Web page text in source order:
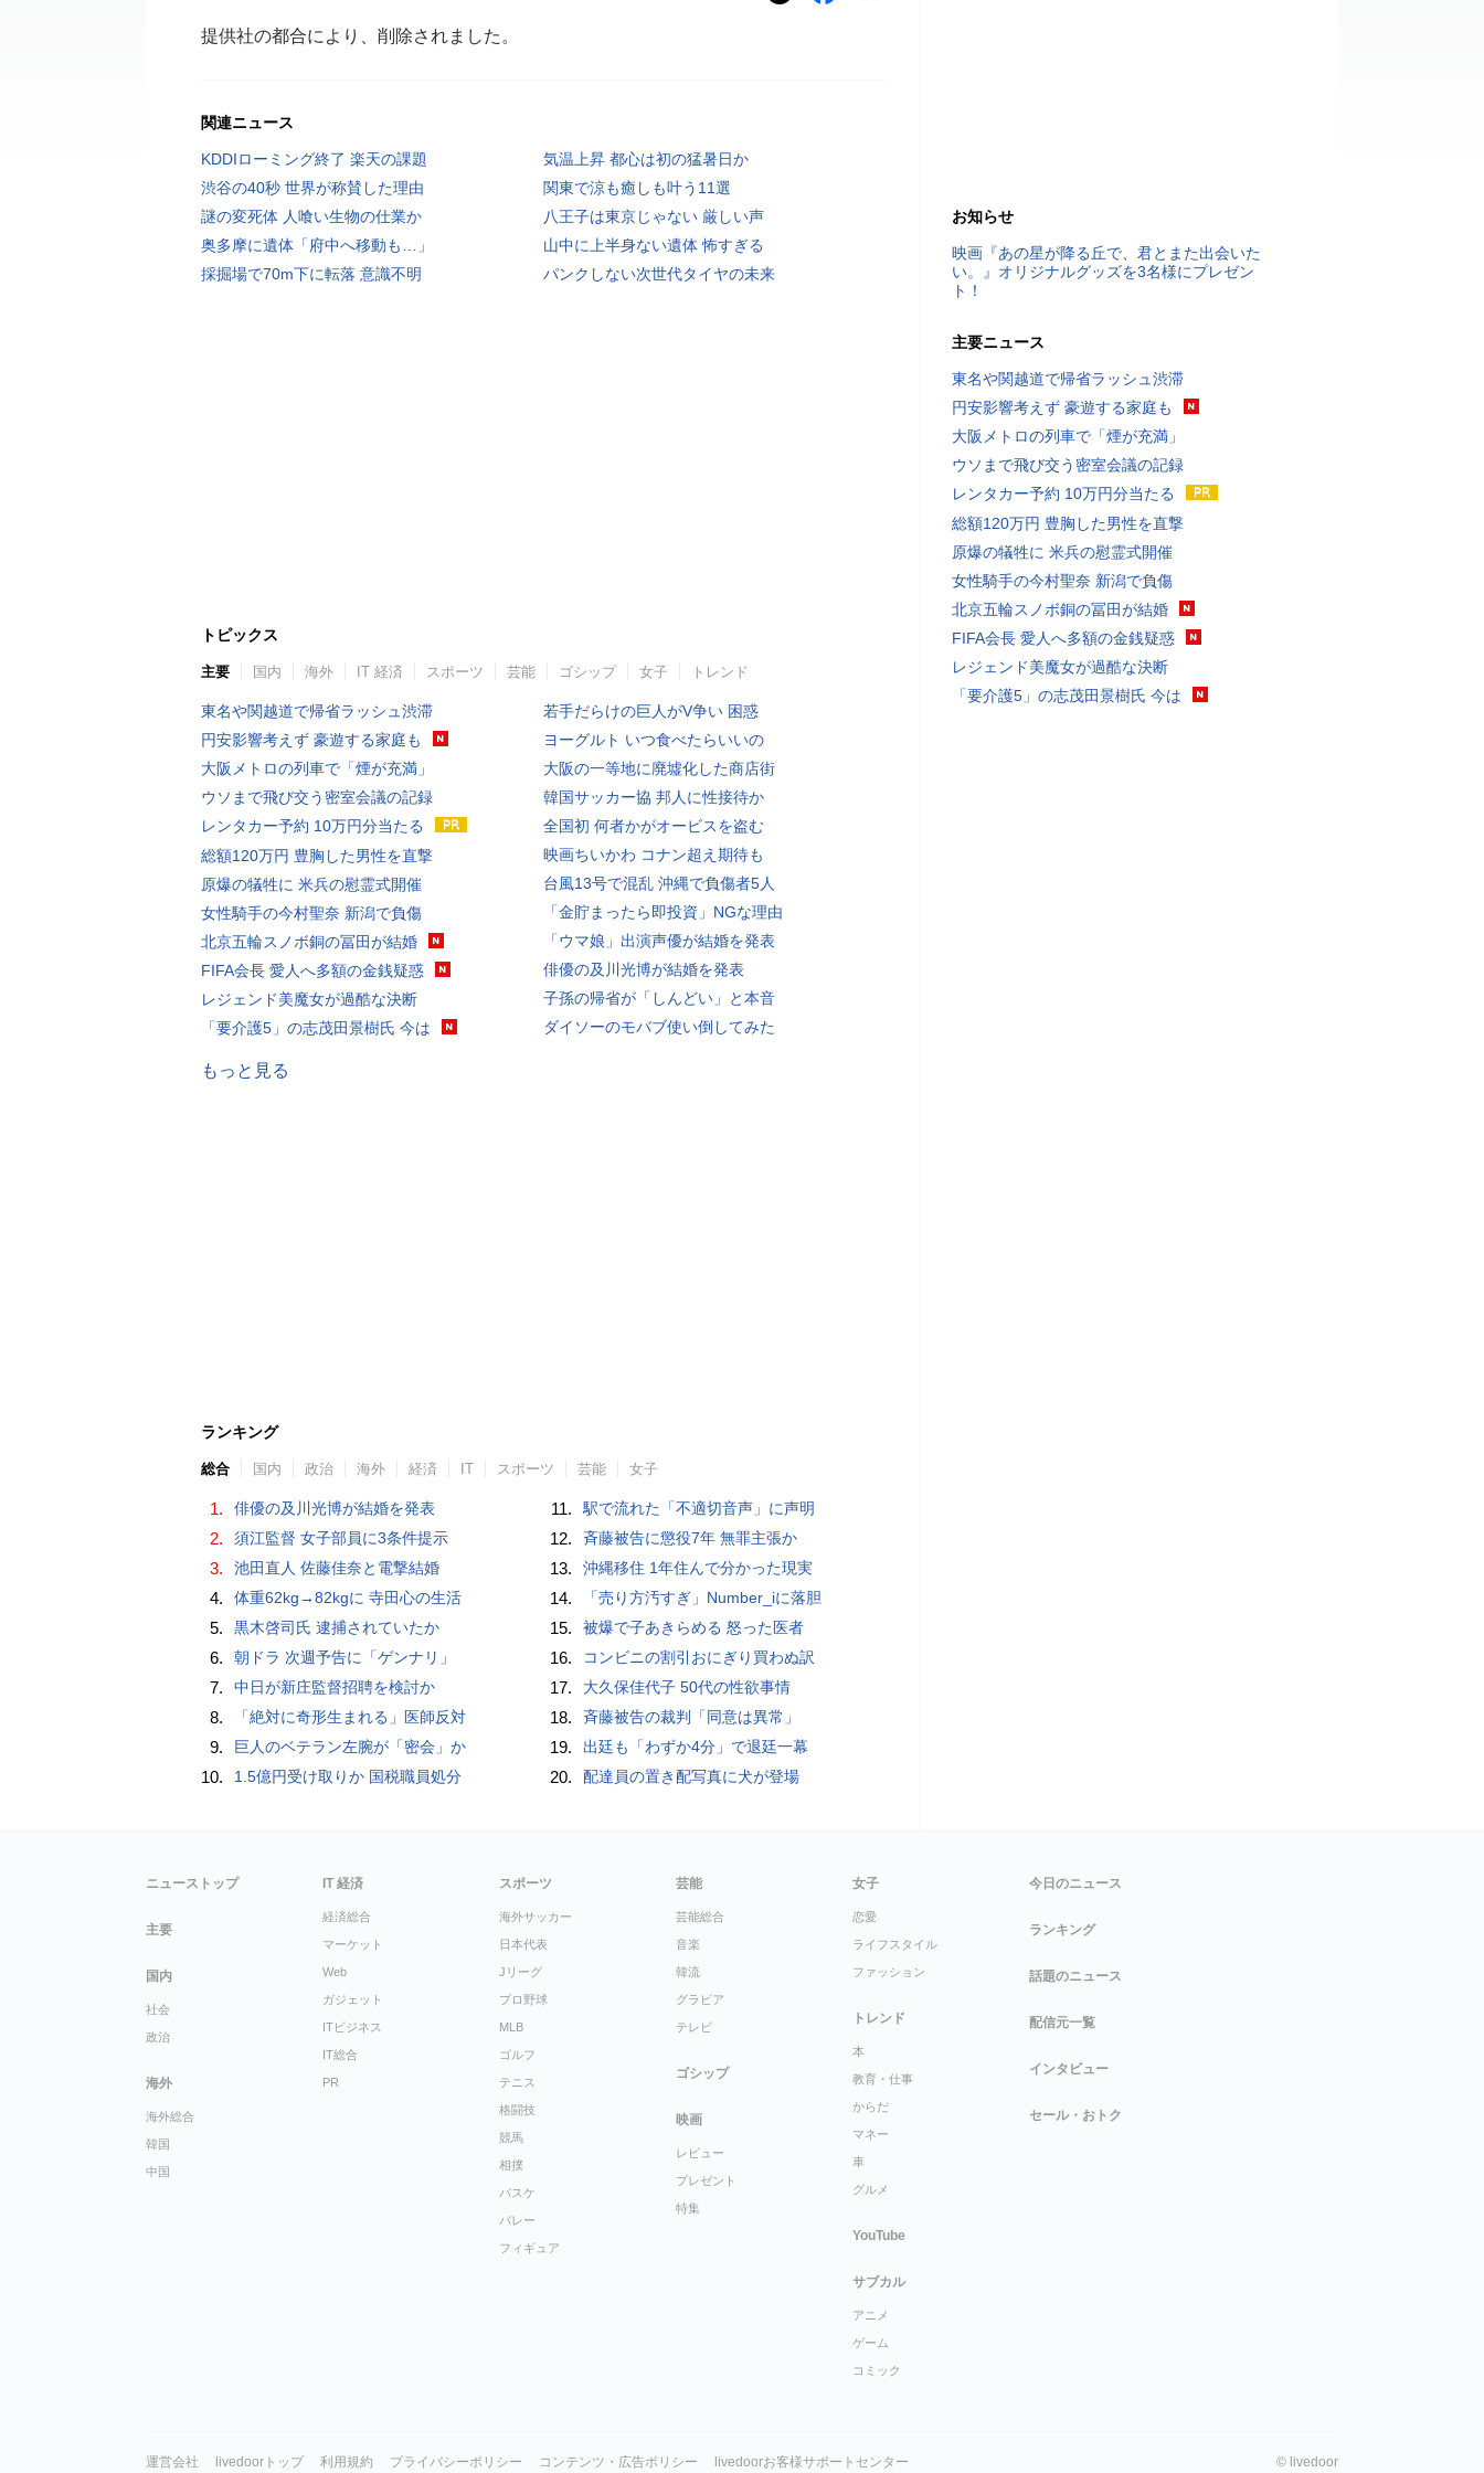
提供社の都合により、削除されました。
関連ニュース
KDDIローミング終了 楽天の課題
気温上昇 都心は初の猛暑日か
渋谷の40秒 世界が称賛した理由
関東で涼も癒しも叶う11選
謎の変死体 人喰い生物の仕業か
八王子は東京じゃない 厳しい声
奥多摩に遺体「府中へ移動も…」
山中に上半身ない遺体 怖すぎる
採掘場で70m下に転落 意識不明
パンクしない次世代タイヤの未来
トピックス
主要 国内 海外 IT 経済 スポーツ 芸能 ゴシップ 女子 トレンド
東名や関越道で帰省ラッシュ渋滞
円安影響考えず 豪遊する家庭も
大阪メトロの列車で「煙が充満」
ウソまで飛び交う密室会議の記録
レンタカー予約 10万円分当たる
総額120万円 豊胸した男性を直撃
原爆の犠牲に 米兵の慰霊式開催
女性騎手の今村聖奈 新潟で負傷
北京五輪スノボ銅の冨田が結婚
FIFA会長 愛人へ多額の金銭疑惑
レジェンド美魔女が過酷な決断
「要介護5」の志茂田景樹氏 今は
若手だらけの巨人がV争い 困惑
ヨーグルト いつ食べたらいいの
大阪の一等地に廃墟化した商店街
韓国サッカー協 邦人に性接待か
全国初 何者かがオービスを盗む
映画ちいかわ コナン超え期待も
台風13号で混乱 沖縄で負傷者5人
「金貯まったら即投資」NGな理由
「ウマ娘」出演声優が結婚を発表
俳優の及川光博が結婚を発表
子孫の帰省が「しんどい」と本音
ダイソーのモバブ使い倒してみた
もっと見る
ランキング
総合 国内 政治 海外 経済 IT スポーツ 芸能 女子
1. 俳優の及川光博が結婚を発表
2. 須江監督 女子部員に3条件提示
3. 池田直人 佐藤佳奈と電撃結婚
4. 体重62kg→82kgに 寺田心の生活
5. 黒木啓司氏 逮捕されていたか
6. 朝ドラ 次週予告に「ゲンナリ」
7. 中日が新庄監督招聘を検討か
8. 「絶対に奇形生まれる」医師反対
9. 巨人のベテラン左腕が「密会」か
10. 1.5億円受け取りか 国税職員処分
11. 駅で流れた「不適切音声」に声明
12. 斉藤被告に懲役7年 無罪主張か
13. 沖縄移住 1年住んで分かった現実
14. 「売り方汚すぎ」Number_iに落胆
15. 被爆で子あきらめる 怒った医者
16. コンビニの割引おにぎり買わぬ訳
17. 大久保佳代子 50代の性欲事情
18. 斉藤被告の裁判「同意は異常」
19. 出廷も「わずか4分」で退廷一幕
20. 配達員の置き配写真に犬が登場
お知らせ
映画『あの星が降る丘で、君とまた出会いた
い。』オリジナルグッズを3名様にプレゼン
ト！
主要ニュース
東名や関越道で帰省ラッシュ渋滞
円安影響考えず 豪遊する家庭も
大阪メトロの列車で「煙が充満」
ウソまで飛び交う密室会議の記録
レンタカー予約 10万円分当たる
総額120万円 豊胸した男性を直撃
原爆の犠牲に 米兵の慰霊式開催
女性騎手の今村聖奈 新潟で負傷
北京五輪スノボ銅の冨田が結婚
FIFA会長 愛人へ多額の金銭疑惑
レジェンド美魔女が過酷な決断
「要介護5」の志茂田景樹氏 今は
ニューストップ
主要
国内
社会
政治
海外
海外総合
韓国
中国
IT 経済
経済総合
マーケット
Web
ガジェット
ITビジネス
IT総合
PR
スポーツ
海外サッカー
日本代表
Jリーグ
プロ野球
MLB
ゴルフ
テニス
格闘技
競馬
相撲
バスケ
バレー
フィギュア
芸能
芸能総合
音楽
韓流
グラビア
テレビ
ゴシップ
映画
レビュー
プレゼント
特集
女子
恋愛
ライフスタイル
ファッション
トレンド
本
教育・仕事
からだ
マネー
車
グルメ
YouTube
サブカル
アニメ
ゲーム
コミック
今日のニュース
ランキング
話題のニュース
配信元一覧
インタビュー
セール・おトク
運営会社 livedoorトップ 利用規約 プライバシーポリシー コンテンツ・広告ポリシー livedoorお客様サポートセンター © livedoor